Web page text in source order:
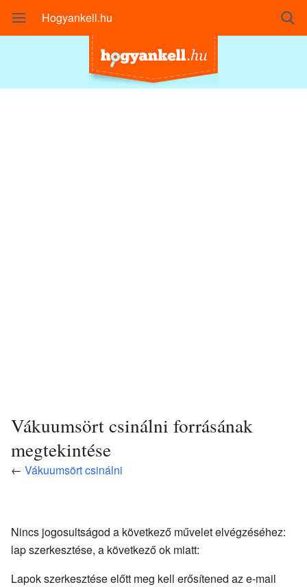
Hogyankell.hu
Vákuumsört csinálni forrásának
megtekintése
← Vákuumsört csinálni
Nincs jogosultságod a következő művelet elvégzéséhez:
lap szerkesztése, a következő ok miatt:
Lapok szerkesztése előtt meg kell erősítened az e-mail